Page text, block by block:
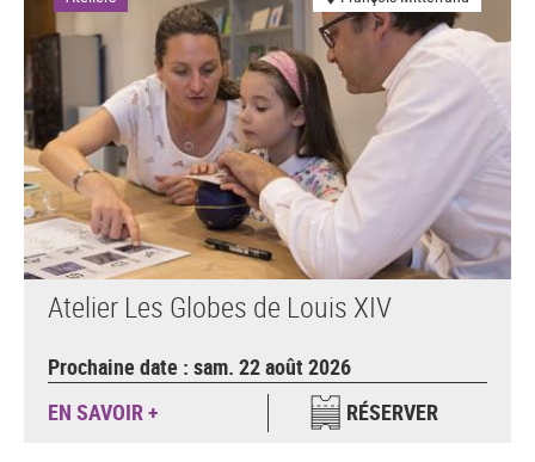
Atelier Les Globes de Louis XIV
Prochaine date : sam. 22 août 2026
EN SAVOIR +
RÉSERVER